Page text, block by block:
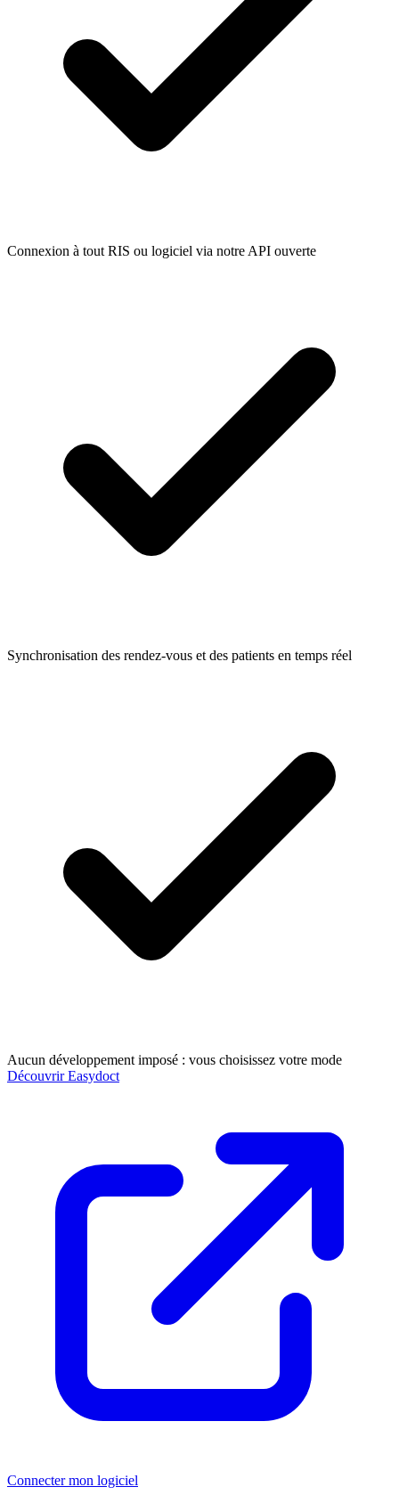
Connexion à tout RIS ou logiciel via notre API ouverte
Synchronisation des rendez-vous et des patients en temps réel
Aucun développement imposé : vous choisissez votre mode
Découvrir Easydoct
Connecter mon logiciel